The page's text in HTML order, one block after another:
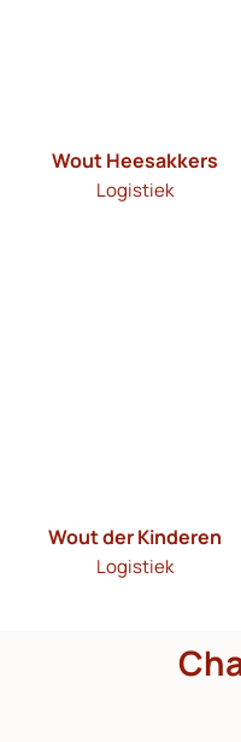
Wout Heesakkers
Logistiek
Wout der Kinderen
Logistiek